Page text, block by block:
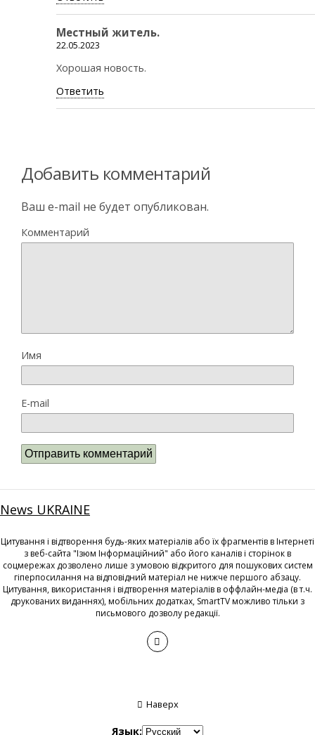
Местный житель.
22.05.2023
Хорошая новость.
Ответить
Добавить комментарий
Ваш e-mail не будет опубликован.
Комментарий
Имя
E-mail
News UKRAINE
Цитування і відтворення будь-яких матеріалів або їх фрагментів в Інтернеті
з веб-сайта "Ізюм Інформаційний" або його каналів і сторінок в
соцмережах дозволено лише з умовою відкритого для пошукових систем
гіперпосилання на відповідний матеріал не нижче першого абзацу.
Цитування, використання і відтворення матеріалів в оффлайн-медіа (в т.ч.
друкованих виданнях), мобільних додатках, SmartTV можливо тільки з
письмового дозволу редакції.
Наверх
Язык: